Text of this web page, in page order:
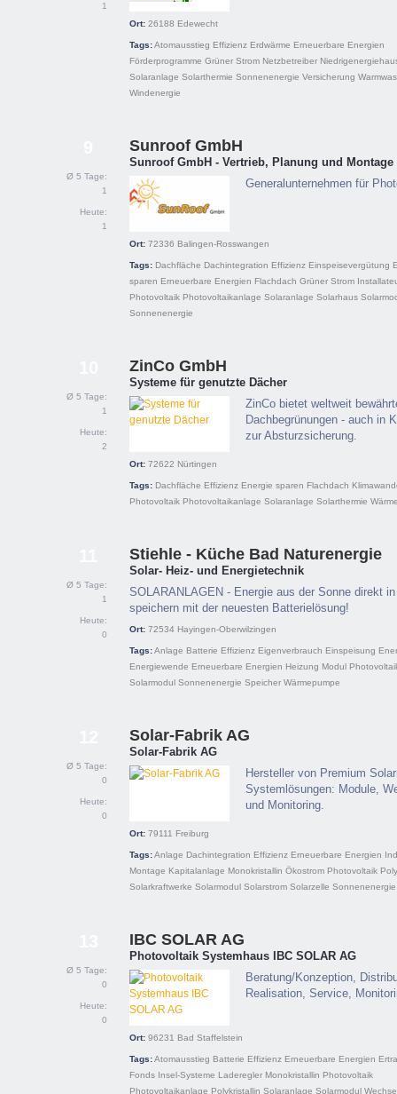
1
Ort: 26188 Edewecht
Tags:Atomausstieg Effizienz Erdwärme Erneuerbare Energien
Förderprogramme Grüner Strom Netzbetreiber
Solaranlage Solarthermie Sonnenenergie Versicherung
Windenergie
Ø 5 Tage:
1
Heute:
1
Sunroof GmbH
Sunroof GmbH - Vertrieb, Planung und
Generalunternehmen für
Ort: 72336 Balingen-Rosswangen
Tags: Dachfläche Dachintegration Effizienz Einspeisevergütung
sparen Erneuerbare Energien Flachdach Grüner Strom
Photovoltaik Photovoltaikanlage Solaranlage Solarhaus
Sonnenenergie
Ø 5 Tage:
1
Heute:
2
ZinCo GmbH
Systeme für genutzte Dächer
ZinCo bietet weltweit
Dachbegrünungen - auch in
zur Absturzsicherung.
Ort: 72622 Nürtingen
Tags: Dachfläche Effizienz Energie sparen Flachdach
Photovoltaik Photovoltaikanlage Solaranlage Solarthermie
Ø 5 Tage:
1
Heute:
0
Stiehle - Küche Bad Naturenergie
Solar- Heiz- und Energietechnik
SOLARANLAGEN - Energie aus der Sonne direkt
speichern mit der neuesten Batterielösung!
Ort: 72534 Hayingen-Oberwilzingen
Tags:Anlage Batterie Effizienz Eigenverbrauch Einspeisung
Energiewende Erneuerbare Energien Heizung Modul
Solarmodul Sonnenenergie Speicher Wärmepumpe
Ø 5 Tage:
0
Heute:
0
Solar-Fabrik AG
Solar-Fabrik AG
Hersteller von Premium
Systemlösungen: Module,
und Monitoring.
Ort: 79111 Freiburg
Tags:Anlage Dachintegration Effizienz Erneuerbare Energien
Montage Kapitalanlage Monokristallin Ökostrom Photovoltaik
Solarkraftwerke Solarmodul Solarstrom Solarzelle Sonnenenergie
Ø 5 Tage:
0
Heute:
0
IBC SOLAR AG
Photovoltaik Systemhaus IBC SOLAR AG
Beratung/Konzeption,
Realisation, Service,
Ort: 96231 Bad Staffelstein
Tags:Atomausstieg Batterie Effizienz Erneuerbare Energien
Fonds Insel-Systeme Laderegler Monokristallin Photovoltaik
Photovoltaikanlage Polykristallin Solaranlage Solarmodul